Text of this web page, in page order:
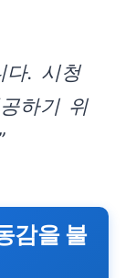
다. 시청
하기 위
감을 불